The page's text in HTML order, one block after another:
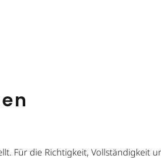
Für die Richtigkeit, Vollständigkeit